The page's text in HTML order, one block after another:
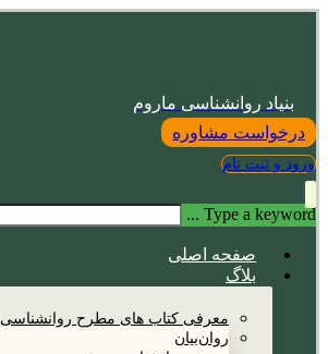
بنیاد روانشناسی ماروم
درخواست مشاوره
ورود و ثبت نام
Type a keyword ...
صفحه اصلی
بلاگ
معرفی کتاب های مطرح روانشناسی
روان‌بیان